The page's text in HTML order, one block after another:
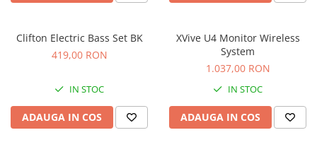
Protectii antifonice pentru urechi
Recordere de studio
Recordere portabile
Subwoofere de studio
Clifton Electric Bass Set BK
419,00 RON
IN STOC
ADAUGA IN COS
XVive U4 Monitor Wireless
System
1.037,00 RON
IN STOC
ADAUGA IN COS